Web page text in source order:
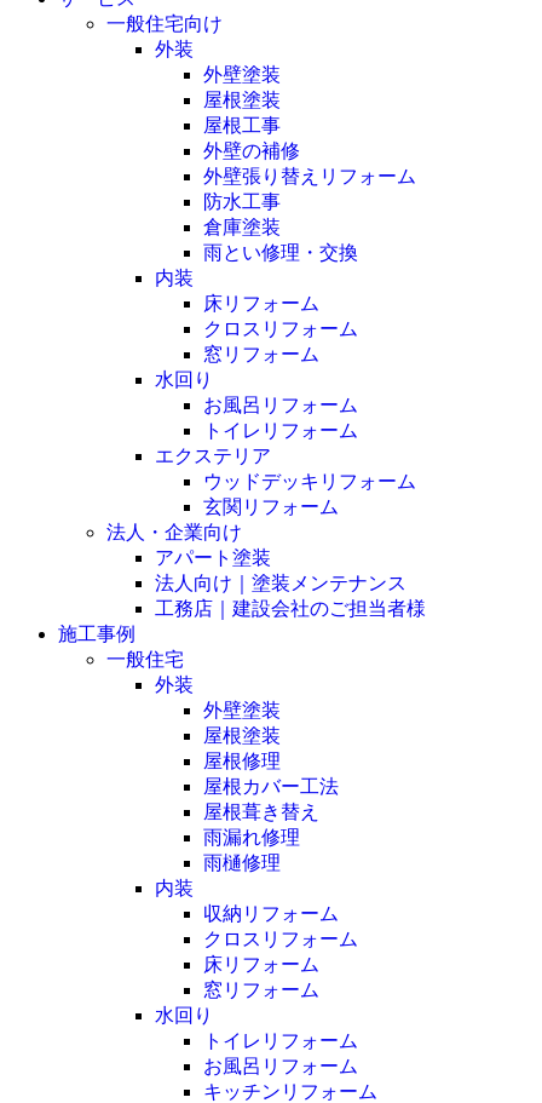
一般住宅向け
外装
外壁塗装
屋根塗装
屋根工事
外壁の補修
外壁張り替えリフォーム
防水工事
倉庫塗装
雨とい修理・交換
内装
床リフォーム
クロスリフォーム
窓リフォーム
水回り
お風呂リフォーム
トイレリフォーム
エクステリア
ウッドデッキリフォーム
玄関リフォーム
法人・企業向け
アパート塗装
法人向け｜塗装メンテナンス
工務店｜建設会社のご担当者様
施工事例
一般住宅
外装
外壁塗装
屋根塗装
屋根修理
屋根カバー工法
屋根葺き替え
雨漏れ修理
雨樋修理
内装
収納リフォーム
クロスリフォーム
床リフォーム
窓リフォーム
水回り
トイレリフォーム
お風呂リフォーム
キッチンリフォーム